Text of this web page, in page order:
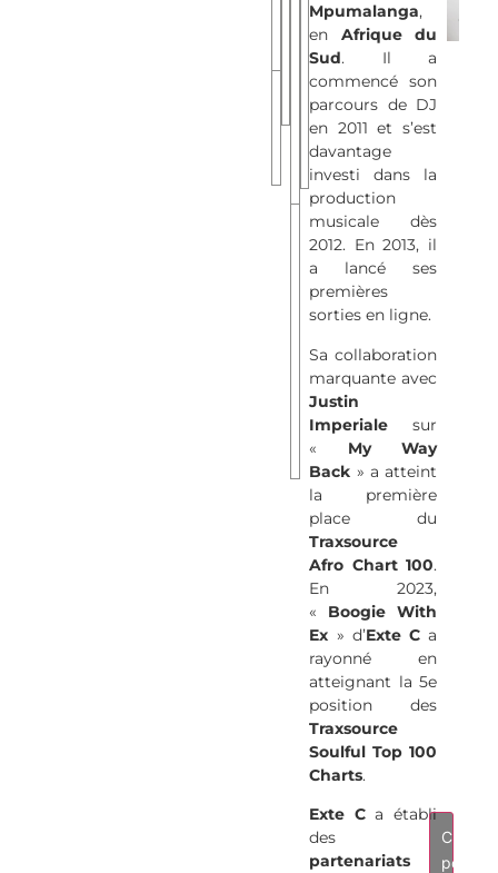
PARIS
TSEBELETSO
LAGÉ
MWEN
(Instrumental
-
Ed-
Ward
Remix
(Extended
Mix)
MAMA
-
Ed-
Remix
(Radio
Edit)
LIQUID
LOVE
(Radio
Edit)
Mpumalanga,
en Afrique du
Sud. Il a
commencé son
parcours de DJ
en 2011 et s’est
davantage
investi dans la
production
musicale dès
2012. En 2013, il
a lancé ses
premières
sorties en ligne.
Sa collaboration
marquante avec
Justin
Imperiale sur
« My Way
Back » a atteint
la première
place du
Traxsource
Afro Chart 100.
En 2023,
« Boogie With
Ex » d’Exte Ca
rayonné en
atteignant la 5e
position des
Traxsource
Soulful Top 100
Charts.
Exte Ca établi
des
partenariats
Cliquez
pour